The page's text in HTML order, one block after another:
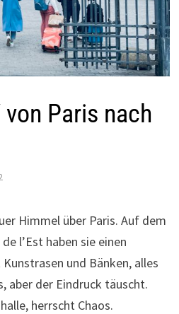
Paris nach
Himmel über Paris. Auf dem
l’Est haben sie einen
und Bänken, alles
aber der Eindruck täuscht.
herrscht Chaos.